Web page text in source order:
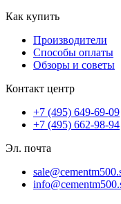
Как купить
Производители
Способы оплаты
Обзоры и советы
Контакт центр
+7 (495) 649-69-09
+7 (495) 662-98-94
Эл. почта